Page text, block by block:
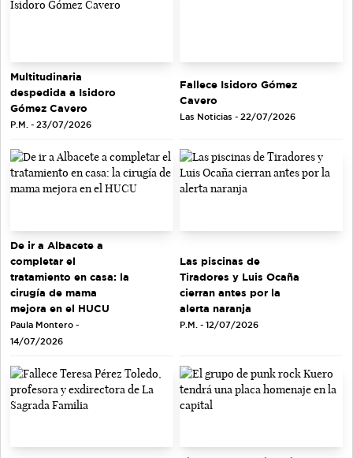
Multitudinaria
despedida a Isidoro
Gómez Cavero
P.M. - 23/07/2026
Fallece Isidoro Gómez
Cavero
Las Noticias - 22/07/2026
De ir a Albacete a
completar el
tratamiento en casa: la
cirugía de mama
mejora en el HUCU
Paula Montero -
14/07/2026
Las piscinas de
Tiradores y Luis Ocaña
cierran antes por la
alerta naranja
P.M. - 12/07/2026